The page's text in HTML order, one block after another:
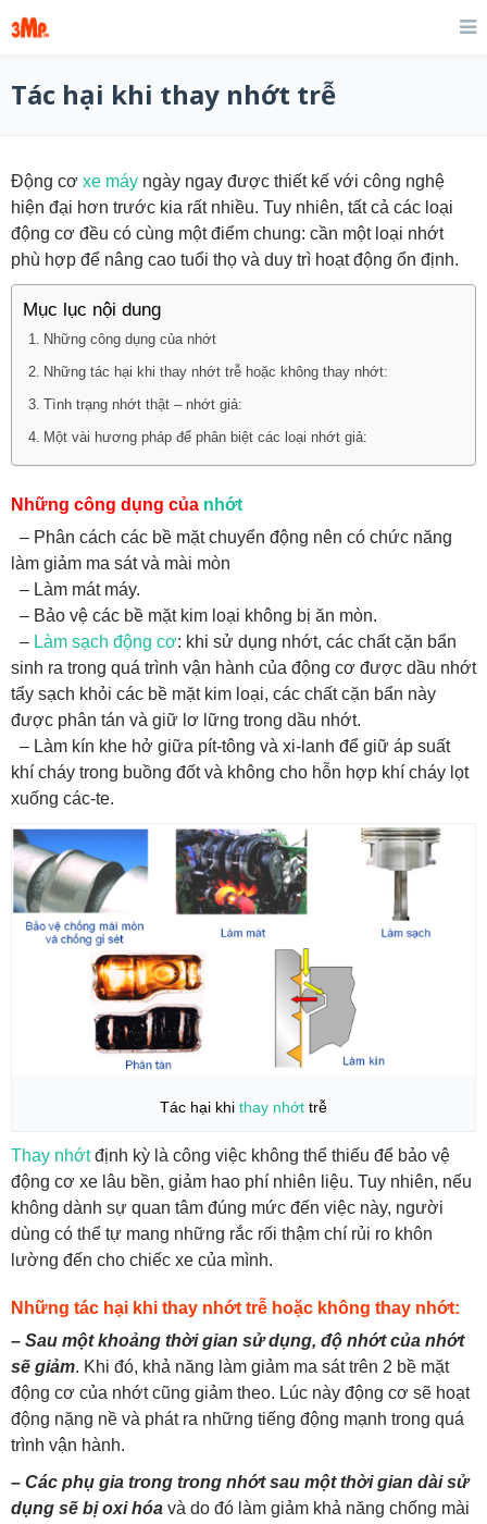
Tác hại khi thay nhớt trễ
Động cơ xe máy ngày ngay được thiết kế với công nghệ
hiện đại hơn trước kia rất nhiều. Tuy nhiên, tất cả các loại
động cơ đều có cùng một điểm chung: cần một loại nhớt
phù hợp để nâng cao tuổi thọ và duy trì hoạt động ổn định.
Mục lục nội dung
Những công dụng của nhớt
Những tác hại khi thay nhớt trễ hoặc không thay nhớt:
Tình trạng nhớt thật – nhớt giả:
Một vài hương pháp để phân biệt các loại nhớt giả:
Những công dụng của nhớt
– Phân cách các bề mặt chuyển động nên có chức năng
làm giảm ma sát và mài mòn
– Làm mát máy.
– Bảo vệ các bề mặt kim loại không bị ăn mòn.
– Làm sạch động cơ: khi sử dụng nhớt, các chất cặn bẩn
sinh ra trong quá trình vận hành của động cơ được dầu nhớt
tẩy sạch khỏi các bề mặt kim loại, các chất cặn bẩn này
được phân tán và giữ lơ lững trong dầu nhớt.
– Làm kín khe hở giữa pít-tông và xi-lanh để giữ áp suất
khí cháy trong buồng đốt và không cho hỗn hợp khí cháy lọt
xuống các-te.
Tác hại khi thay nhớt trễ
Thay nhớtđịnh kỳ là công việc không thể thiếu để bảo vệ
động cơ xe lâu bền, giảm hao phí nhiên liệu. Tuy nhiên, nếu
không dành sự quan tâm đúng mức đến việc này, người
dùng có thể tự mang những rắc rối thậm chí rủi ro khôn
lường đến cho chiếc xe của mình.
Những tác hại khi thay nhớt trễ hoặc không thay nhớt:
– Sau một khoảng thời gian sử dụng, độ nhớt của nhớt
sẽ giảm. Khi đó, khả năng làm giảm ma sát trên 2 bề mặt
động cơ của nhớt cũng giảm theo. Lúc này động cơ sẽ hoạt
động nặng nề và phát ra những tiếng động mạnh trong quá
trình vận hành.
– Các phụ gia trong trong nhớt sau một thời gian dài sử
dụng sẽ bị oxi hóa và do đó làm giảm khả năng chống mài